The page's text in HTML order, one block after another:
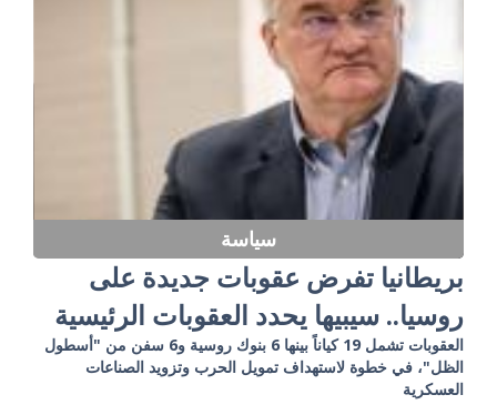
سياسة
بريطانيا تفرض عقوبات جديدة على
روسيا.. سيبيها يحدد العقوبات الرئيسية
العقوبات تشمل 19 كياناً بينها 6 بنوك روسية و6 سفن من "أسطول
الظل"، في خطوة لاستهداف تمويل الحرب وتزويد الصناعات
العسكرية